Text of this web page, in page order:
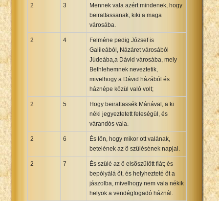
2 3
Mennek vala azért mindenek, hogy
beirattassanak, kiki a maga
városába.
2 4
Felméne pedig József is
Galileából, Názáret városából
Júdeába,a Dávid városába, mely
Bethlehemnek neveztetik,
mivelhogy a Dávid házából és
háznépe közül való volt;
2 5
Hogy beirattassék Máriával, a ki
néki jegyeztetett feleségül, és
várandós vala.
2 6
És lõn, hogy mikor ott valának,
betelének az õ szülésének napjai.
2 7
És szülé az õ elsõszülött fiát; és
bepólyálá õt, és helyhezteté õt a
jászolba, mivelhogy nem vala nékik
helyök a vendégfogadó háznál.